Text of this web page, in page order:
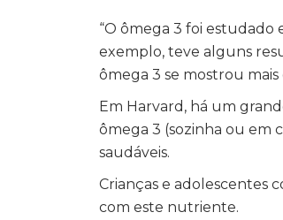
“O ômega 3 foi estudado
exemplo, teve alguns
ômega 3 se mostrou mais
Em Harvard, há um
ômega 3 (sozinha ou em
saudáveis.
Crianças e adolescentes
com este nutriente.